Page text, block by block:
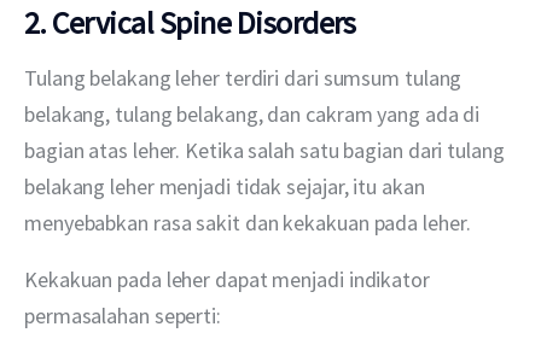
2. Cervical Spine Disorders
Tulang belakang leher terdiri dari sumsum tulang
belakang, tulang belakang, dan cakram yang ada di
bagian atas leher. Ketika salah satu bagian dari tulang
belakang leher menjadi tidak sejajar, itu akan
menyebabkan rasa sakit dan kekakuan pada leher.
Kekakuan pada leher dapat menjadi indikator
permasalahan seperti: